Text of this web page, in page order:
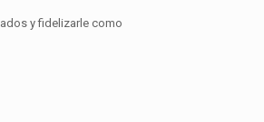
y fidelizarle como